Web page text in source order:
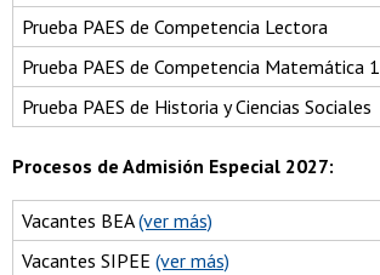
Prueba PAES de Competencia Lectora
Prueba PAES de Competencia Matemática 1
Prueba PAES de Historia y Ciencias Sociales
Procesos de Admisión Especial 2027:
Vacantes BEA(ver más)
Vacantes SIPEE (ver más)